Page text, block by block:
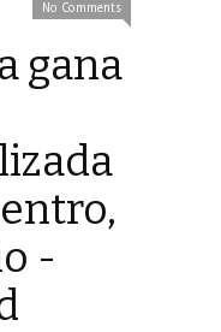
No Comments
gana
-